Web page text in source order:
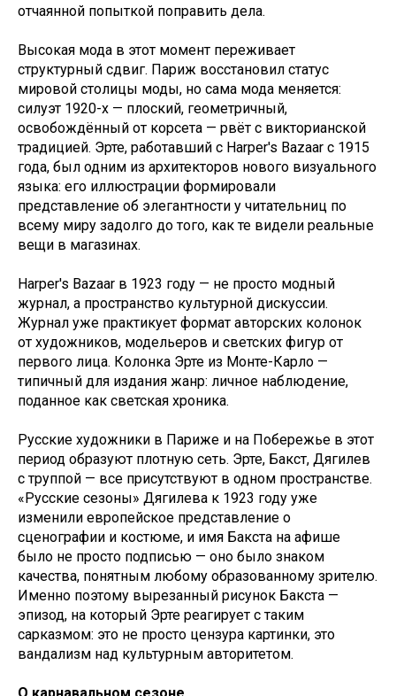
отчаянной попыткой поправить дела.
Высокая мода в этот момент переживает
структурный сдвиг. Париж восстановил статус
мировой столицы моды, но сама мода меняется:
силуэт 1920-х — плоский, геометричный,
освобождённый от корсета — рвёт с викторианской
традицией. Эрте, работавший с Harper's Bazaar с 1915
года, был одним из архитекторов нового визуального
языка: его иллюстрации формировали
представление об элегантности у читательниц по
всему миру задолго до того, как те видели реальные
вещи в магазинах.
Harper's Bazaar в 1923 году — не просто модный
журнал, а пространство культурной дискуссии.
Журнал уже практикует формат авторских колонок
от художников, модельеров и светских фигур от
первого лица. Колонка Эрте из Монте-Карло —
типичный для издания жанр: личное наблюдение,
поданное как светская хроника.
Русские художники в Париже и на Побережье в этот
период образуют плотную сеть. Эрте, Бакст, Дягилев
с труппой — все присутствуют в одном пространстве.
«Русские сезоны» Дягилева к 1923 году уже
изменили европейское представление о
сценографии и костюме, и имя Бакста на афише
было не просто подписью — оно было знаком
качества, понятным любому образованному зрителю.
Именно поэтому вырезанный рисунок Бакста —
эпизод, на который Эрте реагирует с таким
сарказмом: это не просто цензура картинки, это
вандализм над культурным авторитетом.